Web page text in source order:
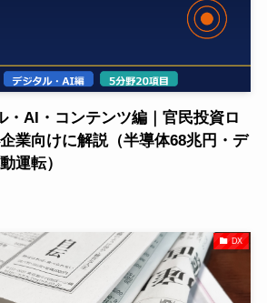
・AI・コンテンツ編｜官民投資ロ
業向けに解説（半導体68兆円・デ
運転）
DX